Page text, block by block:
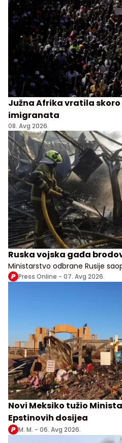
Južna Afrika vratila skoro
imigranata
08. Avg 2026.
Ruska vojska gađa
Ministarstvo odbrane Rusije
izvele udare na vojne,
Press Online - 07. Avg 2026.
Novi Meksiko tužio
Epstinovih dosijea
M. M. - 06. Avg 2026.